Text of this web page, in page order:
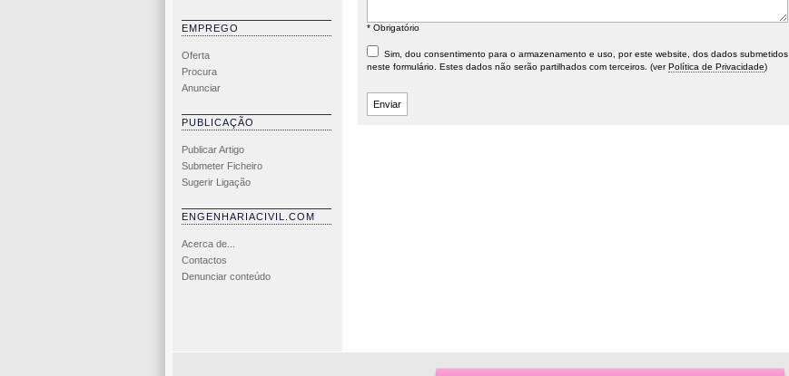
EMPREGO
Oferta
Procura
Anunciar
PUBLICAÇÃO
Publicar Artigo
Submeter Ficheiro
Sugerir Ligação
ENGENHARIACIVIL.COM
Acerca de...
Contactos
Denunciar conteúdo
* Obrigatório
Sim, dou consentimento para o armazenamento e uso, por este website, dos dados submetidos
neste formulário. Estes dados não serão partilhados com terceiros. (verPolítica de Privacidade)